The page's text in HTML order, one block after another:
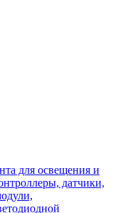
для освещения и
датчики,